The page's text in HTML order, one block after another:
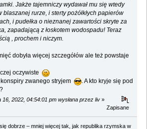
Jakże tajemniczy wydawał mu się wtedy
blaszanej rurze, i sterty pożółkłych papierów
i pudełka o nieznanej zawartości skryte za
zapadającą z łoskotem wodospadu! Teraz
, prochem i niczym.
dobyła więcej szczegółów ale też powstaje
oczywiste
zwanego stryjem
. A kto kryje się pod
2022, 04:54:01 pm wysłana przez liv »
Zapisane
dobrze – mniej więcej tak, jak republika rzymska w